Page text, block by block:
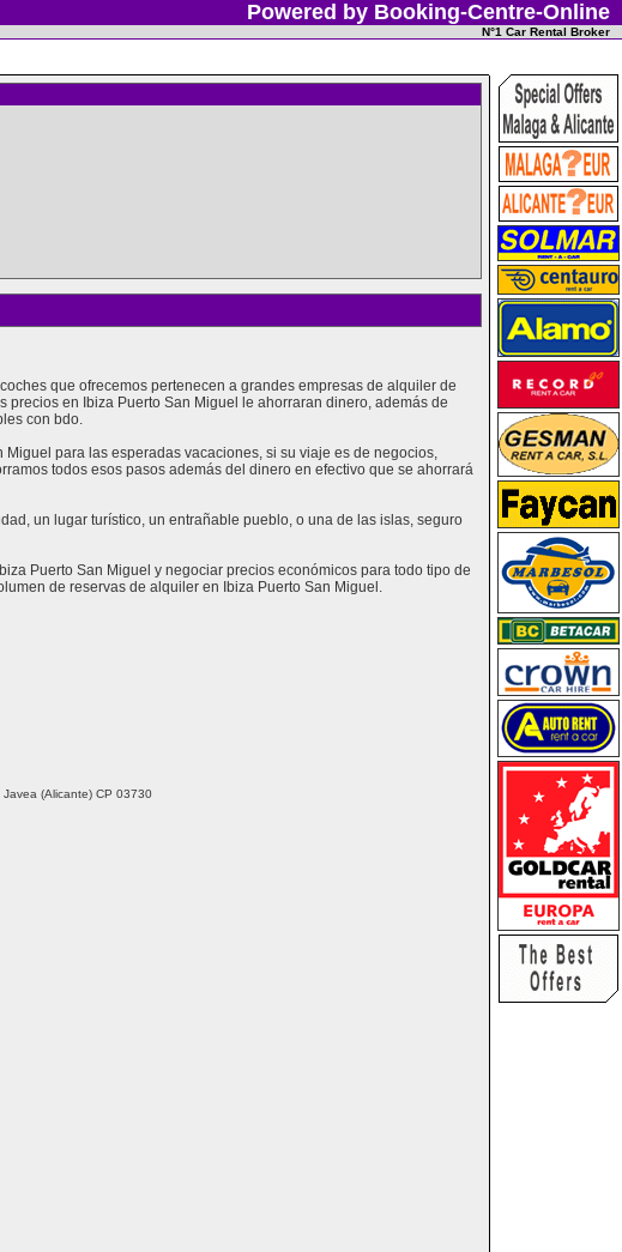
Powered by Booking-Centre-Online
N°1 Car Rental Broker
que ofrecemos pertenecen a grandes empresas de alquiler de
en Ibiza Puerto San Miguel le ahorraran dinero, además de
con bdo.
para las esperadas vacaciones, si su viaje es de negocios,
todos esos pasos además del dinero en efectivo que se ahorrará
un lugar turístico, un entrañable pueblo, o una de las islas, seguro
Puerto San Miguel y negociar precios económicos para todo tipo de
de reservas de alquiler en Ibiza Puerto San Miguel.
(Alicante) CP 03730